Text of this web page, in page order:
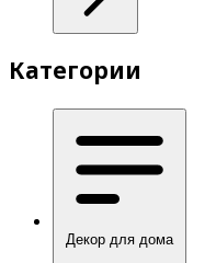
Категории
Декор для дома